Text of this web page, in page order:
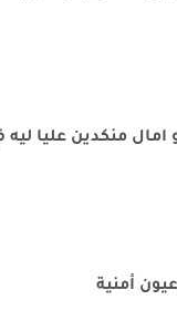
منكدين عليا
أمنية